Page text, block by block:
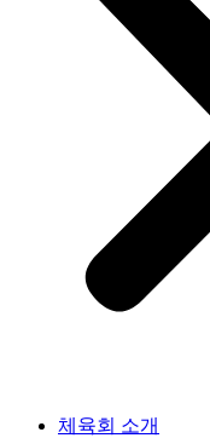
체육회 소개